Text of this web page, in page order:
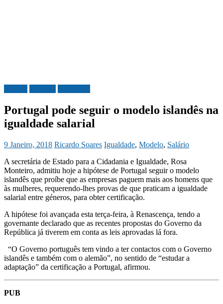
Portugal pode seguir o modelo islandês na
igualdade salarial
9 Janeiro, 2018 Ricardo Soares Igualdade, Modelo, Salário
A secretária de Estado para a Cidadania e Igualdade, Rosa
Monteiro, admitiu hoje a hipótese de Portugal seguir o modelo
islandês que proíbe que as empresas paguem mais aos homens que
às mulheres, requerendo-lhes provas de que praticam a igualdade
salarial entre géneros, para obter certificação.
A hipótese foi avançada esta terça-feira, à Renascença, tendo a
governante declarado que as recentes propostas do Governo da
República já tiverem em conta as leis aprovadas lá fora.
“O Governo português tem vindo a ter contactos com o Governo
islandês e também com o alemão”, no sentido de “estudar a
adaptação” da certificação a Portugal, afirmou.
PUB